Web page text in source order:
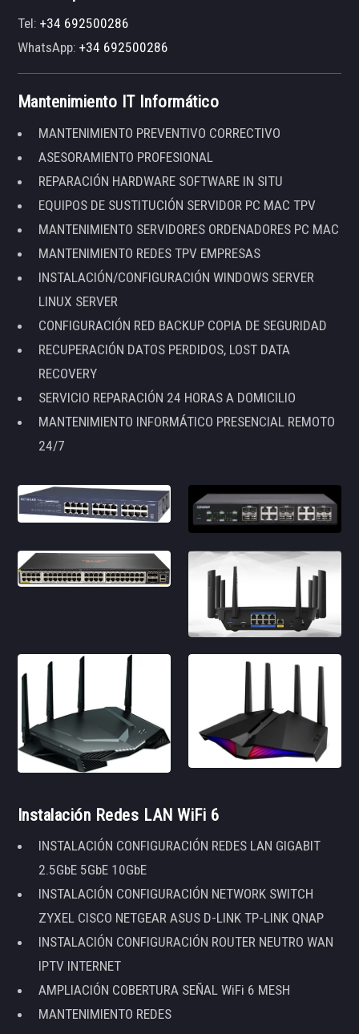
Tel:+34 692500286
WhatsApp:+34 692500286
Mantenimiento IT Informático
MANTENIMIENTO PREVENTIVO CORRECTIVO
ASESORAMIENTO PROFESIONAL
REPARACIÓN HARDWARE SOFTWARE IN SITU
EQUIPOS DE SUSTITUCIÓN SERVIDOR PC MAC TPV
MANTENIMIENTO SERVIDORES ORDENADORES PC MAC
MANTENIMIENTO REDES TPV EMPRESAS
INSTALACIÓN/CONFIGURACIÓN WINDOWS SERVER
LINUX SERVER
CONFIGURACIÓN RED BACKUP COPIA DE SEGURIDAD
RECUPERACIÓN DATOS PERDIDOS, LOST DATA
RECOVERY
SERVICIO REPARACIÓN 24 HORAS A DOMICILIO
MANTENIMIENTO INFORMÁTICO PRESENCIAL REMOTO
24/7
Instalación Redes LAN WiFi 6
INSTALACIÓN CONFIGURACIÓN REDES LAN GIGABIT
2.5GbE 5GbE 10GbE
INSTALACIÓN CONFIGURACIÓN NETWORK SWITCH
ZYXEL CISCO NETGEAR ASUS D-LINK TP-LINK QNAP
INSTALACIÓN CONFIGURACIÓN ROUTER NEUTRO WAN
IPTV INTERNET
AMPLIACIÓN COBERTURA SEÑAL WiFi 6 MESH
MANTENIMIENTO REDES